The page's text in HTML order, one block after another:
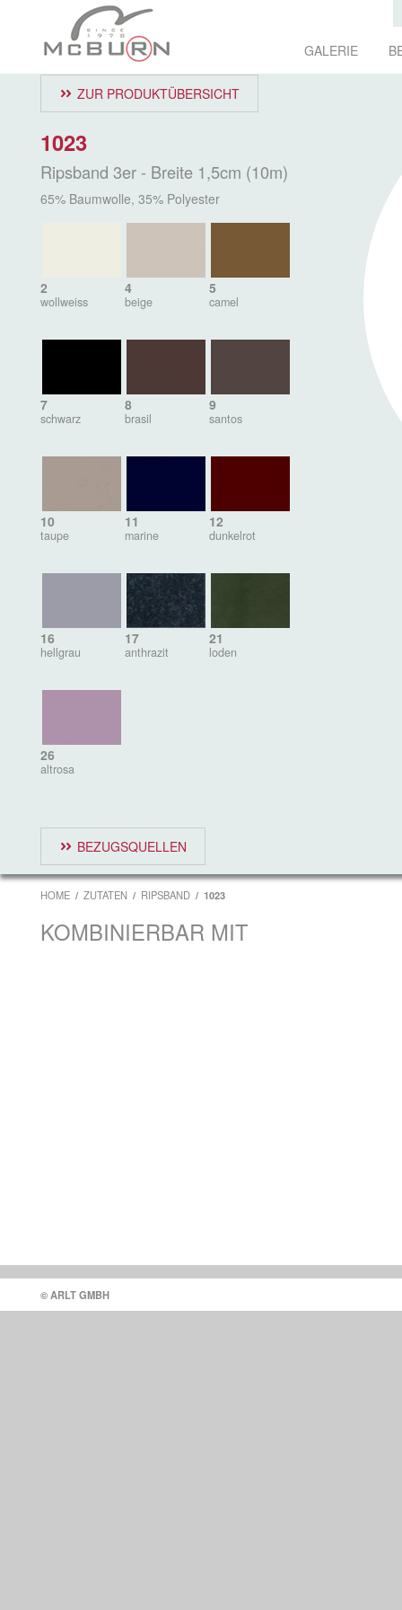
GALERIE
ZUR PRODUKTÜBERSICHT
1023
Ripsband 3er - Breite 1,5cm (10m)
65% Baumwolle, 35% Polyester
2
wollweiss
4
beige
5
camel
7
schwarz
8
brasil
9
santos
10
taupe
11
marine
12
dunkelrot
16
hellgrau
17
anthrazit
21
loden
26
altrosa
BEZUGSQUELLEN
HOME ZUTATEN RIPSBAND 1023
KOMBINIERBAR MIT
© ARLT GMBH